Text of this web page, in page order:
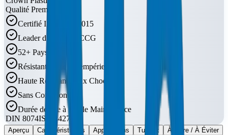
Qualité Premium
Certifié ISO 9001:2015
Leader du Marché CCG
52+ Pays
Résistant UV et Intempéries
Haute Résistance aux Chocs
Sans Corrosion
Durée de Vie à Faible Maintenance
DIN 8074ISO 4427
Aperçu Caractéristiques Applications Tuyaux
À Faire / À Éviter